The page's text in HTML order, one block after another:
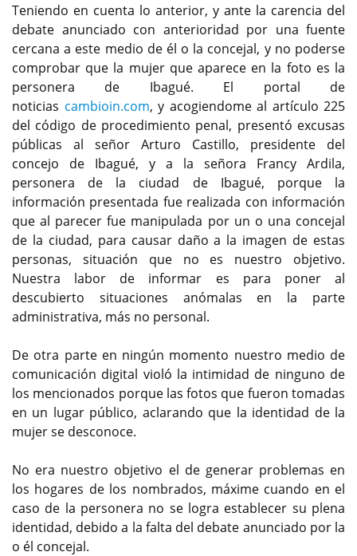
Teniendo en cuenta lo anterior, y ante la carencia del
debate anunciado con anterioridad por una fuente
cercana a este medio de él o la concejal, y no poderse
comprobar que la mujer que aparece en la foto es la
personera de Ibagué. El portal de
noticias cambioin.com, y acogiendome al artículo 225
del código de procedimiento penal, presentó excusas
públicas al señor Arturo Castillo, presidente del
concejo de Ibagué, y a la señora Francy Ardila,
personera de la ciudad de Ibagué, porque la
información presentada fue realizada con información
que al parecer fue manipulada por un o una concejal
de la ciudad, para causar daño a la imagen de estas
personas, situación que no es nuestro objetivo.
Nuestra labor de informar es para poner al
descubierto situaciones anómalas en la parte
administrativa, más no personal.
De otra parte en ningún momento nuestro medio de
comunicación digital violó la intimidad de ninguno de
los mencionados porque las fotos que fueron tomadas
en un lugar público, aclarando que la identidad de la
mujer se desconoce.
No era nuestro objetivo el de generar problemas en
los hogares de los nombrados, máxime cuando en el
caso de la personera no se logra establecer su plena
identidad, debido a la falta del debate anunciado por la
o él concejal.